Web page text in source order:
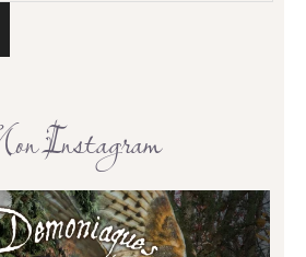
Instagram